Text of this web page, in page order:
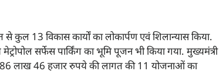
कुल 13 विकास कार्यों का लोकार्पण एवं शिलान्यास किया.
सर्फेस पार्किंग का भूमि पूजन भी किया गया. मुख्यमंत्री
86 लाख 46 हजार रुपये की लागत की 11 योजनाओं का